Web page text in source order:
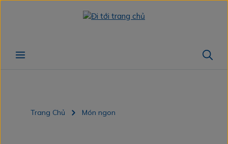
Chuyển đến nội dung chính
Trang Chủ Món ngon